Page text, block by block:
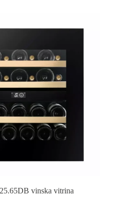
vinska vitrina